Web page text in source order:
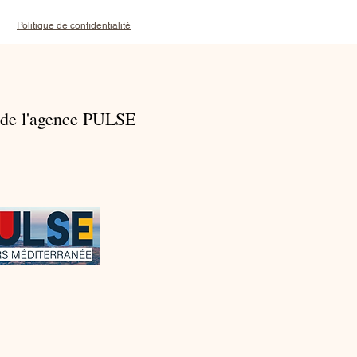
Politique de confidentialité
l'agence PULSE